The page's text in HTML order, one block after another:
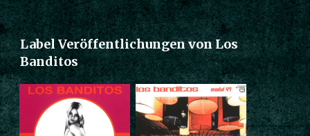
Label Veröffentlichungen von Los
Banditos